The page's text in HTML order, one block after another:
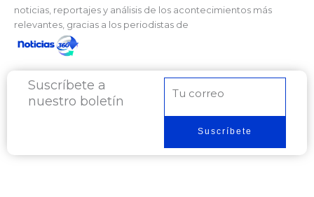
noticias, reportajes y análisis de los acontecimientos más
relevantes, gracias a los periodistas de
Suscríbete a
nuestro boletín
electrónico
Suscríbete